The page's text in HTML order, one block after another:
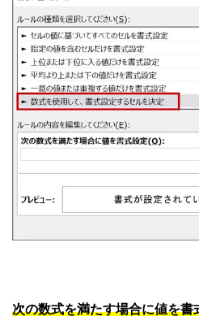
次の数式を満たす場合に値を書